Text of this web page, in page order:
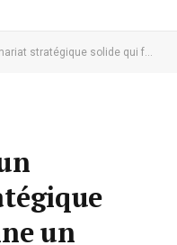
solide qui façonne un monde multipolaire
un